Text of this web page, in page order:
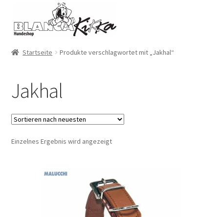
Navigation
springen
Inhalt
springen
Startseite Produkte verschlagwortet mit „Jakhal“
Jakhal
Einzelnes Ergebnis wird angezeigt